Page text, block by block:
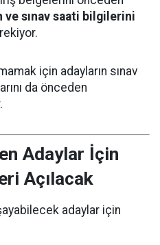
ve sınav saati bilgilerini
için adayların sınav
da önceden
Adaylar İçin
Açılacak
adaylar için